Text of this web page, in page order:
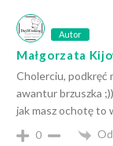
Autor
Małgorzata
Cholerciu, podkręć
awantur brzuszka
jak masz ochotę to
0